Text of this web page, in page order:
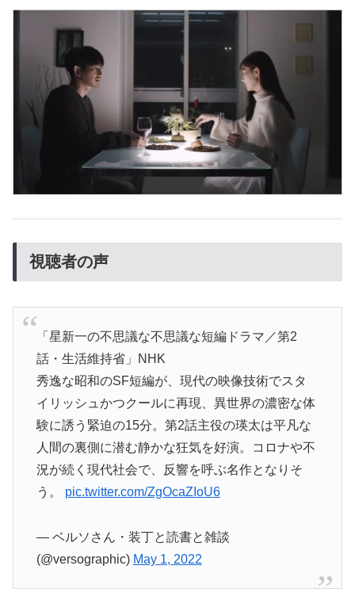
視聴者の声
「星新一の不思議な不思議な短編ドラマ／第2
話・生活維持省」NHK
秀逸な昭和のSF短編が、現代の映像技術でスタ
イリッシュかつクールに再現、異世界の濃密な体
験に誘う緊迫の15分。第2話主役の瑛太は平凡な
人間の裏側に潜む静かな狂気を好演。コロナや不
況が続く現代社会で、反響を呼ぶ名作となりそ
う。 pic.twitter.com/ZgOcaZIoU6
— ベルソさん・装丁と読書と雑談
(@versographic) May 1, 2022